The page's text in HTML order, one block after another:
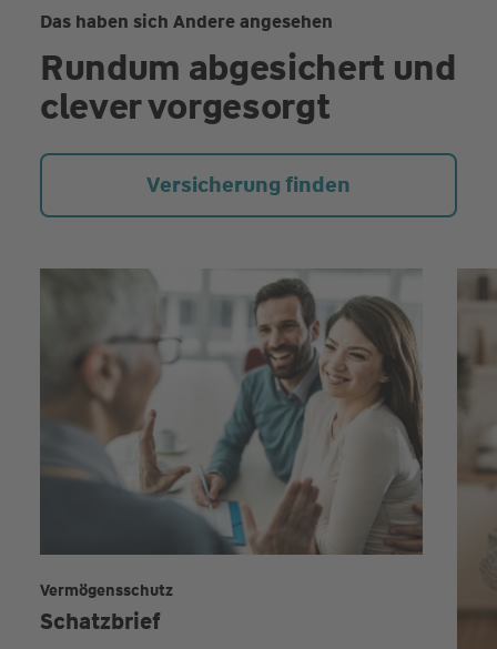
Das haben sich Andere angesehen
Rundum abgesichert und
clever vorgesorgt
Versicherung finden
Schatzbrief
Vermögensschutz